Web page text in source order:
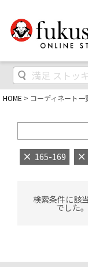
HOME コーディネート一
165-169
検索条件に該
でした